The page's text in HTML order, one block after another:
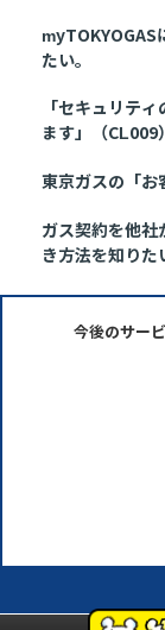
myTOKYOGAS
たい。
「セキュリテ
ます」（CL009
東京ガスの「お
ガス契約を他社
き方法を知りた
今後のサー